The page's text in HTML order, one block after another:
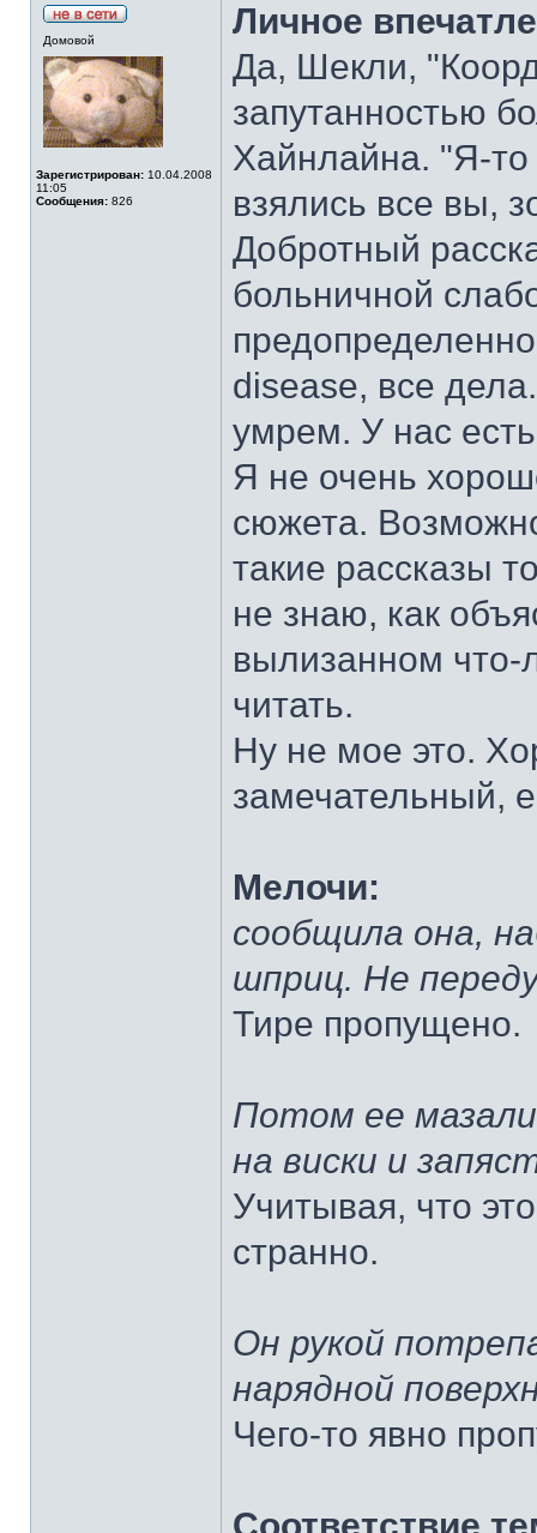
Домовой
Зарегистрирован: 10.04.2008
11:05
Сообщения: 826
Личное
Да, Шекли,
запутанностью
Хайнлайна. "Я-то
взялись все вы,
Добротный
больничной
disease, все
умрем. У нас
Я не очень
сюжета.
такие рассказы
не знаю, как
вылизанном что-
читать.
Ну не мое это.
замечательный,
Мелочи:
сообщила она,
шприц. Не
Тире пропущено.
Потом ее
на виски и
Учитывая, что
странно.
Он рукой
нарядной
Чего-то явно